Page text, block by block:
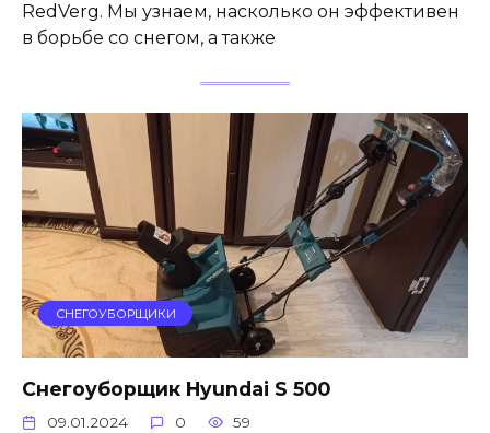
RedVerg. Мы узнаем, насколько он эффективен
в борьбе со снегом, а также
СНЕГОУБОРЩИКИ
Снегоуборщик Hyundai S 500
09.01.2024 0 59